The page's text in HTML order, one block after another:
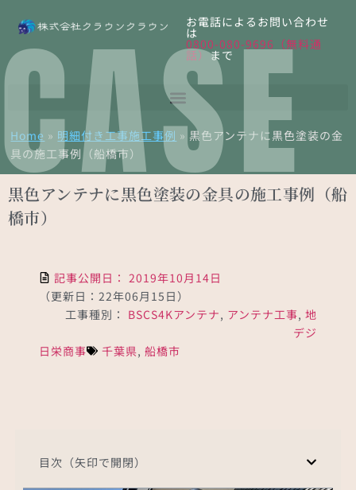
お電話によるお問い合わせ
は
0800-080-9696（無料通
話）まで
Home » 明細付き工事施工事例 »黒色アンテナに黒色塗装の金
具の施工事例（船橋市）
黒色アンテナに黒色塗装の金具の施工事例（船
橋市）
CASE
記事公開日： 2019年10月14日
（更新日：22年06月15日）
工事種別： BSCS4Kアンテナ, アンテナ工事, 地
デジ
日栄商事
千葉県,船橋市
目次（矢印で開閉）